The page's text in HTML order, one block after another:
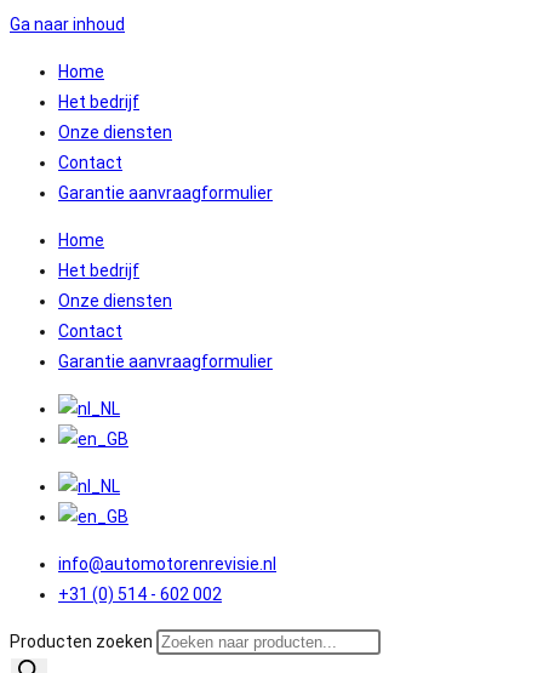
Ga naar inhoud
Home
Het bedrijf
Onze diensten
Contact
Garantie aanvraagformulier
Home
Het bedrijf
Onze diensten
Contact
Garantie aanvraagformulier
info@automotorenrevisie.nl
+31 (0) 514 - 602 002
Producten zoeken